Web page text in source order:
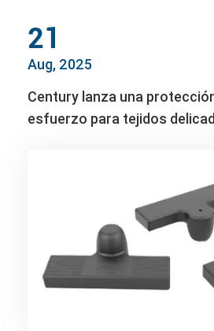
21
Aug, 2025
Century lanza una
esfuerzo para tejidos